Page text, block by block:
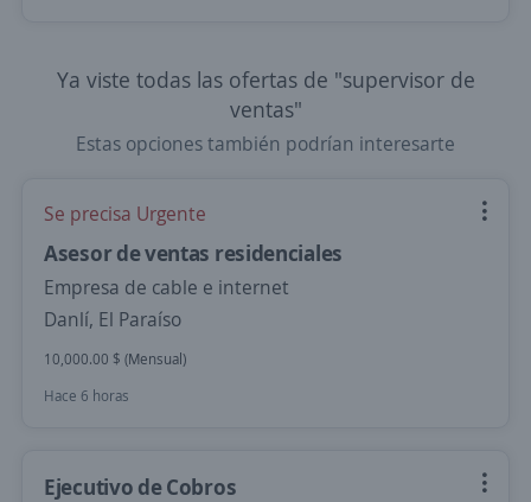
Ya viste todas las ofertas de "supervisor de
ventas"
Estas opciones también podrían interesarte
Se precisa Urgente
Asesor de ventas residenciales
Empresa de cable e internet
Danlí, El Paraíso
10,000.00 $ (Mensual)
Hace 6 horas
Ejecutivo de Cobros